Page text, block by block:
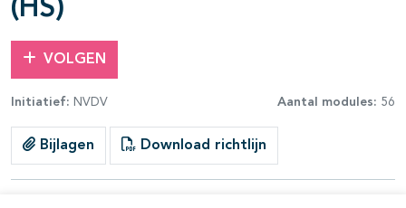
(HS)
VOLGEN
Initiatief: NVDV Aantal modules: 56
Bijlagen Download richtlijn